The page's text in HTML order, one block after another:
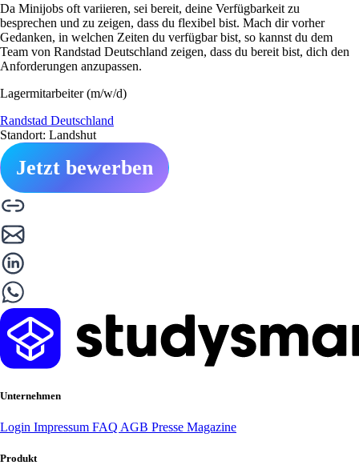
Da Minijobs oft variieren, sei bereit, deine Verfügbarkeit zu
besprechen und zu zeigen, dass du flexibel bist. Mach dir vorher
Gedanken, in welchen Zeiten du verfügbar bist, so kannst du dem
Team von Randstad Deutschland zeigen, dass du bereit bist, dich den
Anforderungen anzupassen.
Lagermitarbeiter (m/w/d)
Randstad Deutschland
Standort: Landshut
Jetzt bewerben
Unternehmen
Login Impressum FAQ AGB Presse Magazine
Produkt